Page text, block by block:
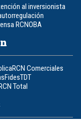
al inversionista
RCNOBA
RCN Comerciales
FidesTDT
Total